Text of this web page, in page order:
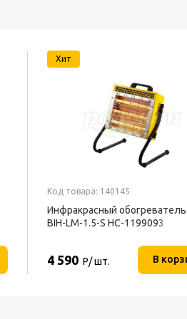
Хит
Код товара: 140145
Инфракрасный
BIH-LM-1.5-S НС-1199093
4 590 Р/ шт. В